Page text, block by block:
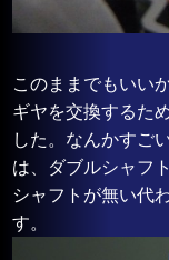
このままでもいい
ギヤを交換するた
した。なんかすご
は、ダブルシャフ
シャフトが無い代
す。